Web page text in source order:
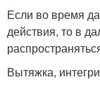
Если во время
действия, то в
Вытяжка,